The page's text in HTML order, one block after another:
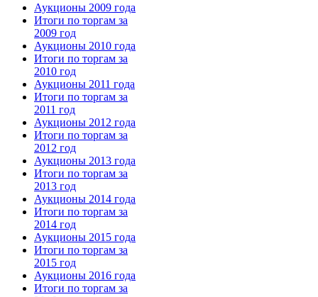
Аукционы 2009 года
Итоги по торгам за
2009 год
Аукционы 2010 года
Итоги по торгам за
2010 год
Аукционы 2011 года
Итоги по торгам за
2011 год
Аукционы 2012 года
Итоги по торгам за
2012 год
Аукционы 2013 года
Итоги по торгам за
2013 год
Аукционы 2014 года
Итоги по торгам за
2014 год
Аукционы 2015 года
Итоги по торгам за
2015 год
Аукционы 2016 года
Итоги по торгам за